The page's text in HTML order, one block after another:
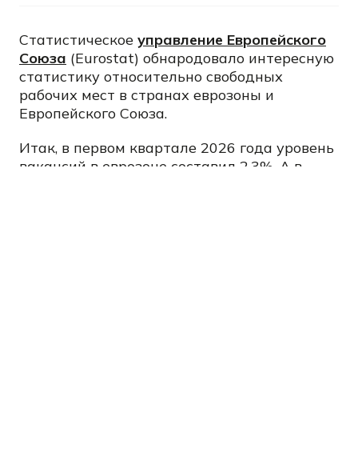
Статистическое управление Европейского
Союза (Eurostat) обнародовало интересную
статистику относительно свободных
рабочих мест в странах еврозоны и
Европейского Союза.
Итак, в первом квартале 2026 года уровень
вакансий в еврозоне составил 2,3%. А в